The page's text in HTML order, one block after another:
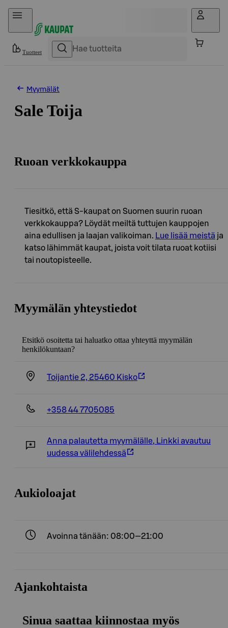
Hyppää sisältöön
Tuotteet
Myymälät
Sale Toija
Ruoan verkkokauppa
Tiesitkö, että S-kaupat on Suomen suurin ruoan
verkkokauppa? Löydät meiltä tuttujen kauppojen
aina edullisen ja laajan valikoiman. Lue lisää meistä ja
katso lähimmät kaupat, joista voit tilata ruoat kotiisi
tai noutopisteelle.
Myymälän yhteystiedot
Etsitkö osoitetta tai haluatko ottaa yhteyttä myymälän
henkilökuntaan?
Toijantie 2, 25460 Kisko
+358 44 7705085
Anna palautetta myymälälle, Linkki avautuu
uudessa välilehdessä
Aukioloajat
Avoinna tänään: 08:00—21:00
Ajankohtaista
Sinua saattaa kiinnostaa myös